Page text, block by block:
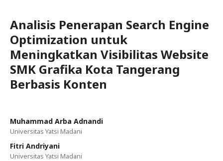
Analisis Penerapan Search Engine
Optimization untuk
Meningkatkan Visibilitas Website
SMK Grafika Kota Tangerang
Berbasis Konten
Muhammad Arba Adnandi
Universitas Yatsi Madani
Fitri Andriyani
Universitas Yatsi Madani